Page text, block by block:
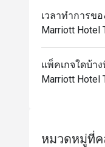
ราคา:
สิทธิพิเศษ
(เงื่อนไข:
การจอง)
(หากทำการ
เวลาทำการข
Marriott Hotel
แพ็คเกจใดบ้า
Marriott Hotel
หมวดหมู่ที่